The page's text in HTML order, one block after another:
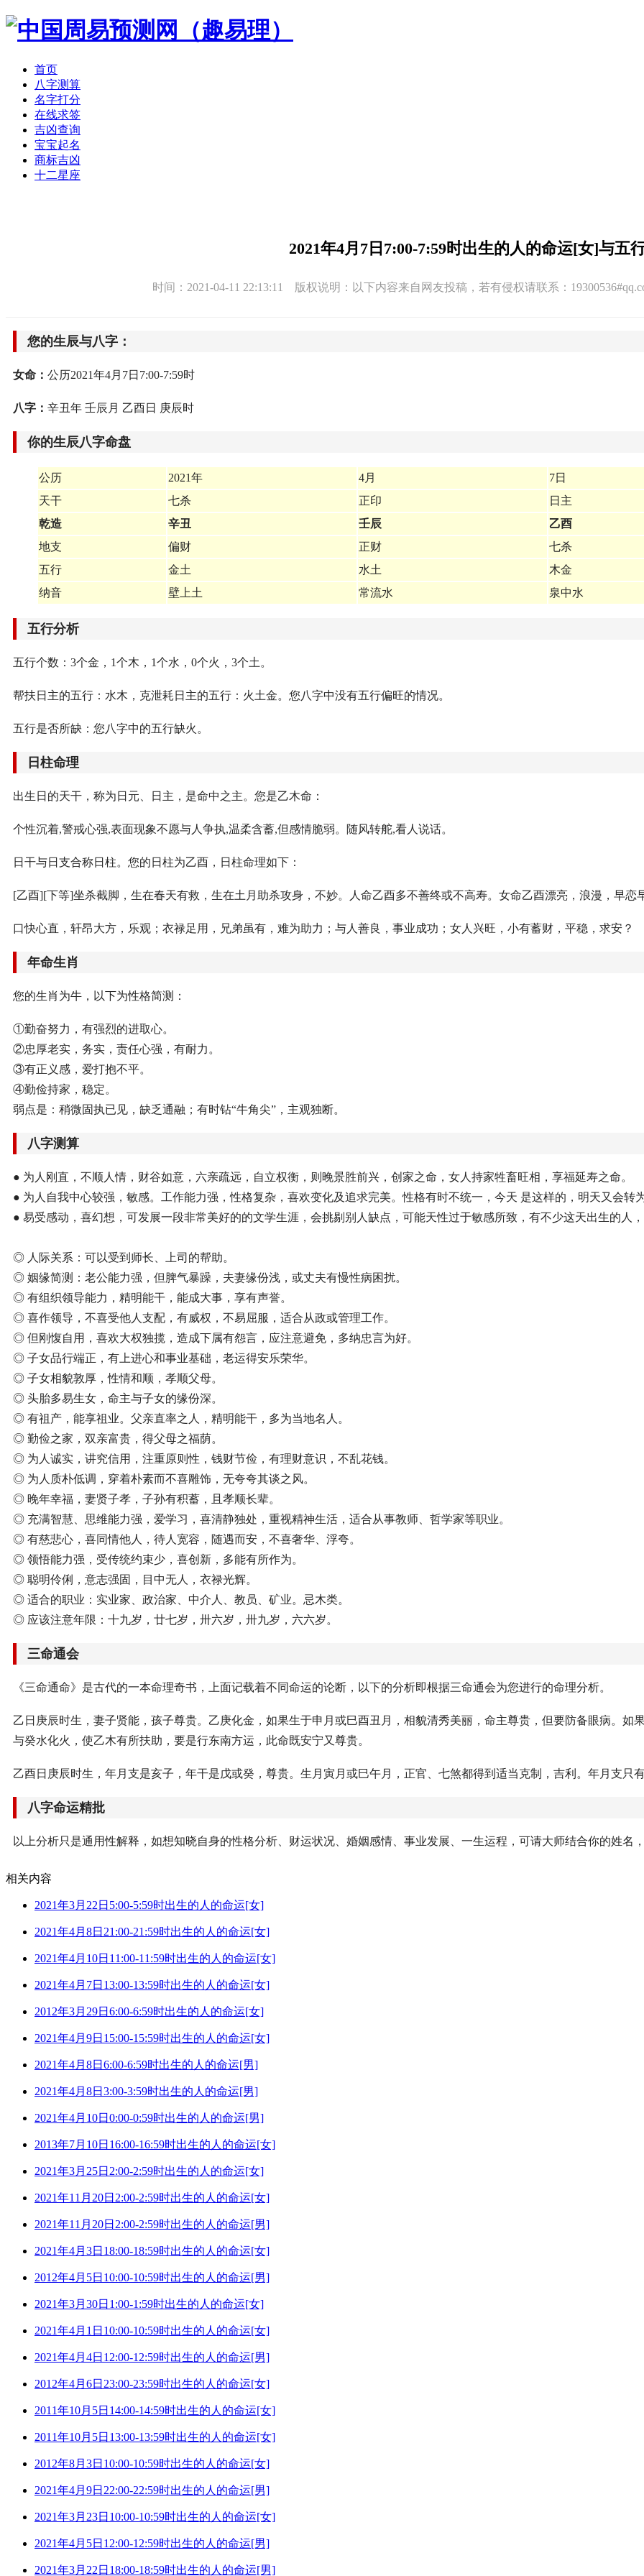
首页
八字测算
名字打分
在线求签
吉凶查询
宝宝起名
商标吉凶
十二星座
2021年4月7日7:00-7:59时出生的人的命运[女]与五
时间：2021-04-11 22:13:11 版权说明：以下内容来自网友投稿，若有侵权请联系：
您的生辰与八字：
女命： 公历2021年4月7日7:00-7:59时
八字： 辛丑年 壬辰月 乙酉日 庚辰时
你的生辰八字命盘
公历 2021年 4月
7日
天干
七杀 正印
日主
乾造
辛丑 壬辰
乙酉
地支
偏财 正财
七杀
五行
金土 水土
木金
纳音
壁上土 常流水 泉中水
五行分析
五行个数：3个金，1个木，1个水，0个火，3个土。
帮扶日主的五行：水木，克泄耗日主的五行：火土金。您八字中没有五行偏旺的情况。
五行是否所缺：您八字中的五行缺火。
日柱命理
出生日的天干，称为日元、日主，是命中之主。您是乙木命：
个性沉着,警戒心强,表面现象不愿与人争执,温柔含蓄,但感情脆弱。随风转舵,看人说话。
日干与日支合称日柱。您的日柱为乙酉，日柱命理如下：
[乙酉][下等]坐杀截脚，生在春天有救，生在土月助杀攻身，不妙。人命乙酉多不善终或不高寿。女命乙酉漂亮，浪漫，早恋
口快心直，轩昂大方，乐观；衣禄足用，兄弟虽有，难为助力；与人善良，事业成功；女人兴旺，小有蓄财，平稳，求安？
年命生肖
您的生肖为牛，以下为性格简测：
①勤奋努力，有强烈的进取心。
②忠厚老实，务实，责任心强，有耐力。
③有正义感，爱打抱不平。
④勤俭持家，稳定。
弱点是：稍微固执已见，缺乏通融；有时钻“牛角尖”，主观独断。
八字测算
● 为人刚直，不顺人情，财谷如意，六亲疏远，自立权衡，则晚景胜前兴，创家之命，女人持家牲畜旺相，享福延寿之命。
● 为人自我中心较强，敏感。工作能力强，性格复杂，喜欢变化及追求完美。性格有时不统一，今天 是这样的，明天又会转
● 易受感动，喜幻想，可发展一段非常美好的的文学生涯，会挑剔别人缺点，可能天性过于敏感所致，有不少这天出生的人
◎ 人际关系：可以受到师长、上司的帮助。
◎ 姻缘简测：老公能力强，但脾气暴躁，夫妻缘份浅，或丈夫有慢性病困扰。
◎ 有组织领导能力，精明能干，能成大事，享有声誉。
◎ 喜作领导，不喜受他人支配，有威权，不易屈服，适合从政或管理工作。
◎ 但刚愎自用，喜欢大权独揽，造成下属有怨言，应注意避免，多纳忠言为好。
◎ 子女品行端正，有上进心和事业基础，老运得安乐荣华。
◎ 子女相貌敦厚，性情和顺，孝顺父母。
◎ 头胎多易生女，命主与子女的缘份深。
◎ 有祖产，能享祖业。父亲直率之人，精明能干，多为当地名人。
◎ 勤俭之家，双亲富贵，得父母之福荫。
◎ 为人诚实，讲究信用，注重原则性，钱财节俭，有理财意识，不乱花钱。
◎ 为人质朴低调，穿着朴素而不喜雕饰，无夸夸其谈之风。
◎ 晚年幸福，妻贤子孝，子孙有积蓄，且孝顺长辈。
◎ 充满智慧、思维能力强，爱学习，喜清静独处，重视精神生活，适合从事教师、哲学家等职业。
◎ 有慈悲心，喜同情他人，待人宽容，随遇而安，不喜奢华、浮夸。
◎ 领悟能力强，受传统约束少，喜创新，多能有所作为。
◎ 聪明伶俐，意志强固，目中无人，衣禄光辉。
◎ 适合的职业：实业家、政治家、中介人、教员、矿业。忌木类。
◎ 应该注意年限：十九岁，廿七岁，卅六岁，卅九岁，六六岁。
三命通会
《三命通命》是古代的一本命理奇书，上面记载着不同命运的论断，以下的分析即根据三命通会为您进行的命理分析。
乙日庚辰时生，妻子贤能，孩子尊贵。乙庚化金，如果生于申月或巳酉丑月，相貌清秀美丽，命主尊贵，但要防备眼病。如
与癸水化火，使乙木有所扶助，要是行东南方运，此命既安宁又尊贵。
乙酉日庚辰时生，年月支是亥子，年干是戊或癸，尊贵。生月寅月或巳午月，正官、七煞都得到适当克制，吉利。年月支只
八字命运精批
以上分析只是通用性解释，如想知晓自身的性格分析、财运状况、婚姻感情、事业发展、一生运程，可请大师结合你的姓名
相关内容
2021年3月22日5:00-5:59时出生的人的命运[女]
2021年4月8日21:00-21:59时出生的人的命运[女]
2021年4月10日11:00-11:59时出生的人的命运[女]
2021年4月7日13:00-13:59时出生的人的命运[女]
2012年3月29日6:00-6:59时出生的人的命运[女]
2021年4月9日15:00-15:59时出生的人的命运[女]
2021年4月8日6:00-6:59时出生的人的命运[男]
2021年4月8日3:00-3:59时出生的人的命运[男]
2021年4月10日0:00-0:59时出生的人的命运[男]
2013年7月10日16:00-16:59时出生的人的命运[女]
2021年3月25日2:00-2:59时出生的人的命运[女]
2021年11月20日2:00-2:59时出生的人的命运[女]
2021年11月20日2:00-2:59时出生的人的命运[男]
2021年4月3日18:00-18:59时出生的人的命运[女]
2012年4月5日10:00-10:59时出生的人的命运[男]
2021年3月30日1:00-1:59时出生的人的命运[女]
2021年4月1日10:00-10:59时出生的人的命运[女]
2021年4月4日12:00-12:59时出生的人的命运[男]
2012年4月6日23:00-23:59时出生的人的命运[女]
2011年10月5日14:00-14:59时出生的人的命运[女]
2011年10月5日13:00-13:59时出生的人的命运[女]
2012年8月3日10:00-10:59时出生的人的命运[女]
2021年4月9日22:00-22:59时出生的人的命运[男]
2021年3月23日10:00-10:59时出生的人的命运[女]
2021年4月5日12:00-12:59时出生的人的命运[男]
2021年3月22日18:00-18:59时出生的人的命运[男]